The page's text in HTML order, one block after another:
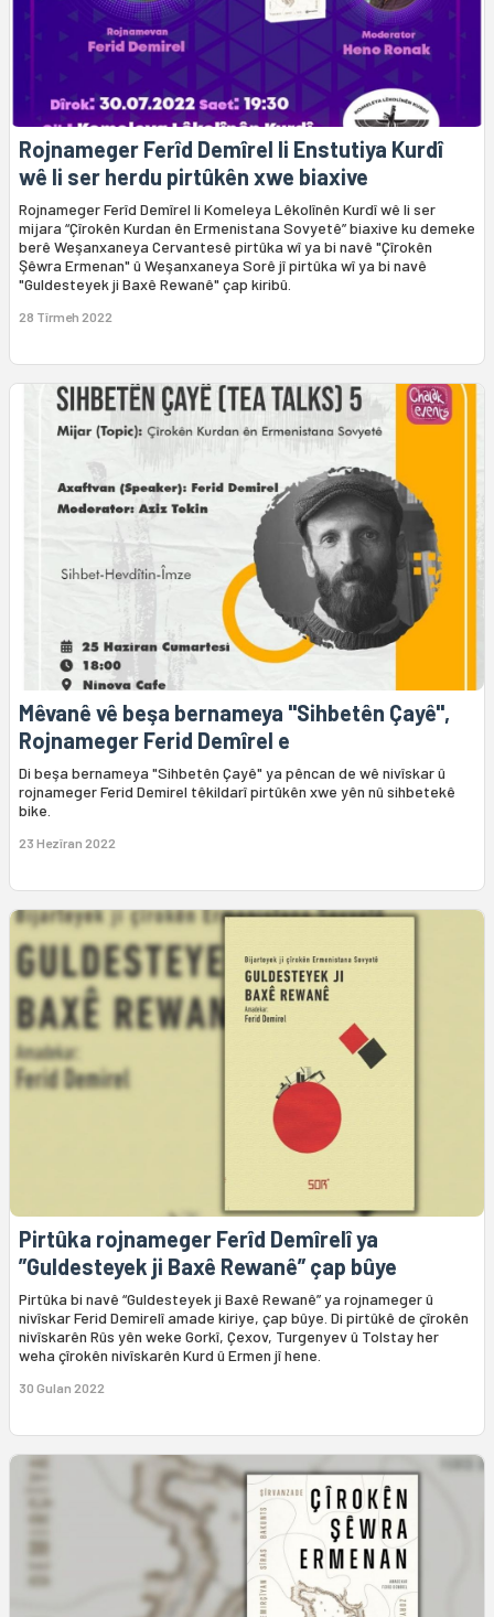
Rojnameger Ferîd Demîrel li Enstutiya Kurdî
wê li ser herdu pirtûkên xwe biaxive
Rojnameger Ferîd Demîrel li Komeleya Lêkolînên Kurdî wê li ser
mijara “Çîrokên Kurdan ên Ermenistana Sovyetê” biaxive ku demeke
berê Weşanxaneya Cervantesê pirtûka wî ya bi navê "Çîrokên
Şêwra Ermenan" û Weşanxaneya Sorê jî pirtûka wî ya bi navê
"Guldesteyek ji Baxê Rewanê" çap kiribû.
28 Tîrmeh 2022
Mêvanê vê beşa bernameya "Sihbetên Çayê",
Rojnameger Ferid Demîrel e
Di beşa bernameya "Sihbetên Çayê" ya pêncan de wê nivîskar û
rojnameger Ferid Demirel têkildarî pirtûkên xwe yên nû sihbetekê
bike.
23 Hezîran 2022
Pirtûka rojnameger Ferîd Demîrelî ya
”Guldesteyek ji Baxê Rewanê” çap bûye
Pirtûka bi navê “Guldesteyek ji Baxê Rewanê” ya rojnameger û
nivîskar Ferid Demirelî amade kiriye, çap bûye. Di pirtûkê de çîrokên
nivîskarên Rûs yên weke Gorkî, Çexov, Turgenyev û Tolstay her
weha çîrokên nivîskarên Kurd û Ermen jî hene.
30 Gulan 2022